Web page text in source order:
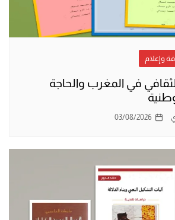
وإعلام
في المغرب والحاجة
03/08/2026